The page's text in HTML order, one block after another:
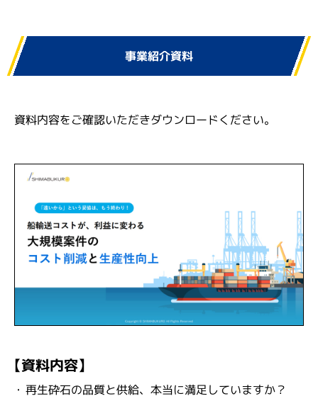
事業紹介資料
資料内容をご確認いただきダウンロードください。
【資料内容】
再生砕石の品質と供給、本当に満足していますか？